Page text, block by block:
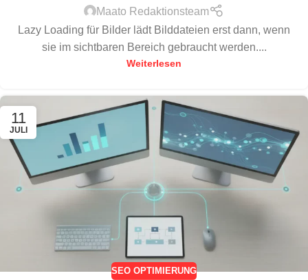
Maato Redaktionsteam
Lazy Loading für Bilder lädt Bilddateien erst dann, wenn
sie im sichtbaren Bereich gebraucht werden....
Weiterlesen
11
JULI
SEO OPTIMIERUNG